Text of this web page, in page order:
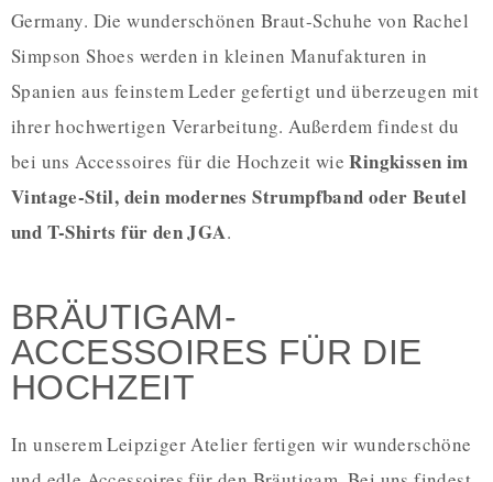
Germany. Die wunderschönen Braut-Schuhe von Rachel
Simpson Shoes werden in kleinen Manufakturen in
Spanien aus feinstem Leder gefertigt und überzeugen mit
ihrer hochwertigen Verarbeitung. Außerdem findest du
bei uns Accessoires für die Hochzeit wieRingkissen im
Vintage-Stil, dein modernes Strumpfband oder Beutel
und T-Shirts für den JGA.
BRÄUTIGAM-
ACCESSOIRES FÜR DIE
HOCHZEIT
In unserem Leipziger Atelier fertigen wir wunderschöne